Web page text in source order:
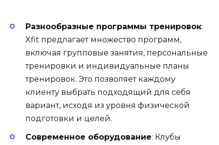
Разнообразные программы тренировок:
Xfit предлагает множество программ,
включая групповые занятия, персональные
тренировки и индивидуальные планы
тренировок. Это позволяет каждому
клиенту выбрать подходящий для себя
вариант, исходя из уровня физической
подготовки и целей.
Современное оборудование: Клубы